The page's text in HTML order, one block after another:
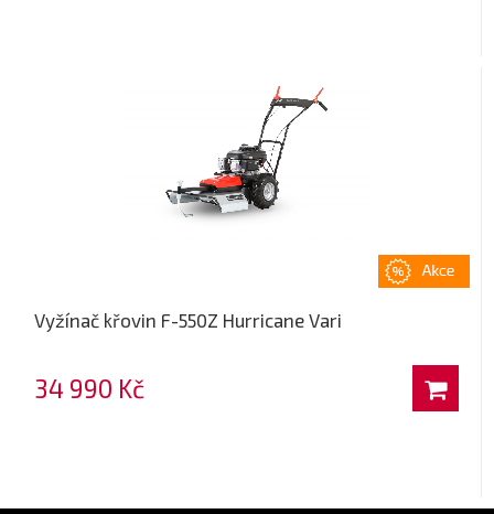
Vyžínač křovin F-550Z Hurricane Vari
34 990 Kč